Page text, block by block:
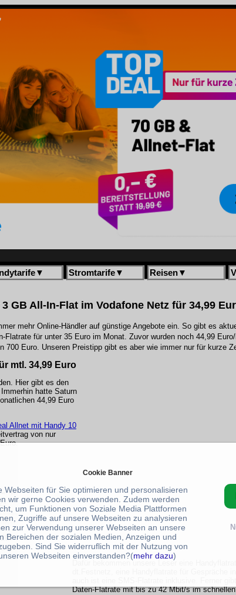
▼ Stromtarife▼ Reisen▼
GB All-In-Flat im Vodafone Netz für 34,99
mehr Online-Händler auf günstige Angebote ein. So gibt es
für unter 35 Euro im Monat. Zuvor wurden noch 44,99
700 Euro. Unseren Preistipp gibt es aber wie immer nur für kurze
mtl. 34,99 Euro
Hier gibt es den
hatte Saturn
44,99 Euro
Allnet mit Handy 10
von nur
Dafür bekommen unsere Leser eine
Daten-Flatrate mit bis zu 42 Mbit/s im
Cookie Banner
Webseiten für Sie optimieren und personalisieren
wir gerne Cookies verwenden. Zudem werden
um Funktionen von Soziale Media Plattformen
Zugriffe auf unsere Webseiten zu analysieren
zur Verwendung unserer Webseiten an unsere
Bereichen der sozialen Medien, Anzeigen und
Sind Sie widerruflich mit der Nutzung von
Webseiten einverstanden?(mehr dazu)